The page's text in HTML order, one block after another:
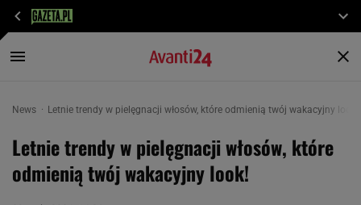
News Letnie trendy w pielęgnacji włosów, które odmienią twój wakacyjny look!
Letnie trendy w pielęgnacji włosów, które
odmienią twój wakacyjny look!